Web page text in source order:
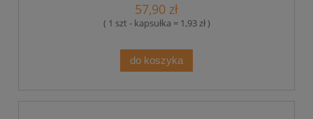
57,90 zł
( 1 szt - kapsułka = 1,93 zł )
do koszyka